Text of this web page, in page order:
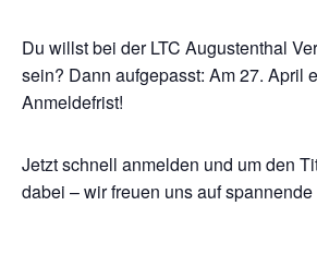
Du willst bei der LTC Augustenthal
sein? Dann aufgepasst: Am 27. April
Anmeldefrist!
Jetzt schnell anmelden und um den
dabei – wir freuen uns auf spannende